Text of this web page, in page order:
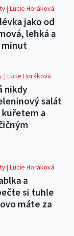
|Lucie Horáková
jako od
lehká a
minut
|Lucie Horáková
nikdy
salát
a
|Lucie Horáková
a
si tuhle
máte za